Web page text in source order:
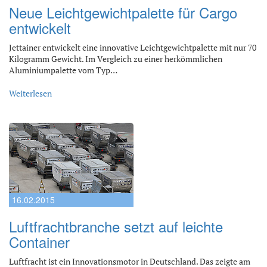
Neue Leichtgewichtpalette für Cargo
entwickelt
Jettainer entwickelt eine innovative Leichtgewichtpalette mit nur 70
Kilogramm Gewicht. Im Vergleich zu einer herkömmlichen
Aluminiumpalette vom Typ…
Weiterlesen
16.02.2015
Luftfrachtbranche setzt auf leichte
Container
Luftfracht ist ein Innovationsmotor in Deutschland. Das zeigte am